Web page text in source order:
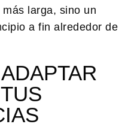
larga, sino un
a fin alrededor de